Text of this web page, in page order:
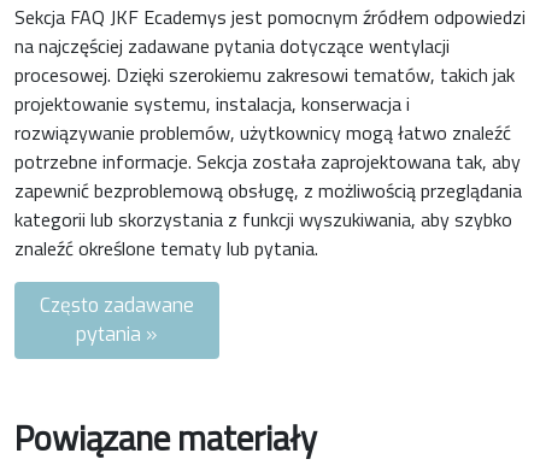
Sekcja FAQ JKF Ecademys jest pomocnym źródłem odpowiedzi
na najczęściej zadawane pytania dotyczące wentylacji
procesowej. Dzięki szerokiemu zakresowi tematów, takich jak
projektowanie systemu, instalacja, konserwacja i
rozwiązywanie problemów, użytkownicy mogą łatwo znaleźć
potrzebne informacje. Sekcja została zaprojektowana tak, aby
zapewnić bezproblemową obsługę, z możliwością przeglądania
kategorii lub skorzystania z funkcji wyszukiwania, aby szybko
znaleźć określone tematy lub pytania.
Często zadawane
pytania »
Powiązane materiały